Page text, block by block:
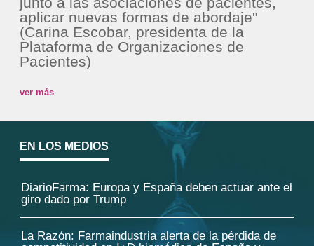
aplicar nuevas formas de abordaje"
(Carina Escobar, presidenta de la
Plataforma de Organizaciones de
Pacientes)
ver más
EN LOS MEDIOS
DiarioFarma: Europa y España deben actuar ante el
giro dado por Trump
La Razón: Farmaindustria alerta de la pérdida de